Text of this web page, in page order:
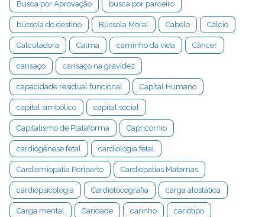
Busca por Aprovação busca por parceiro
bússola do destino Bússola Moral Cabelo Cálcio
Calculadora Calma caminho da vida Câncer
cansaço cansaço na gravidez
capacidade residual funcional Capital Humano
capital simbólico capital social
Capitalismo de Plataforma Capricórnio
cardiogênese fetal cardiologia fetal
Cardiomiopatia Periparto Cardiopatias Maternas
cardiopsicologia Cardiotocografia carga alostática
Carga mental Caridade carinho cariótipo